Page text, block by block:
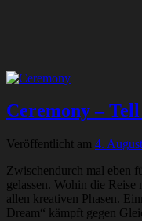
Ceremony –
Veröffentlicht am 4.
Zwischendurch mal eben
gelassen. Wohin die
allen kreativen Phasen.
Dream“ kämpft gegen